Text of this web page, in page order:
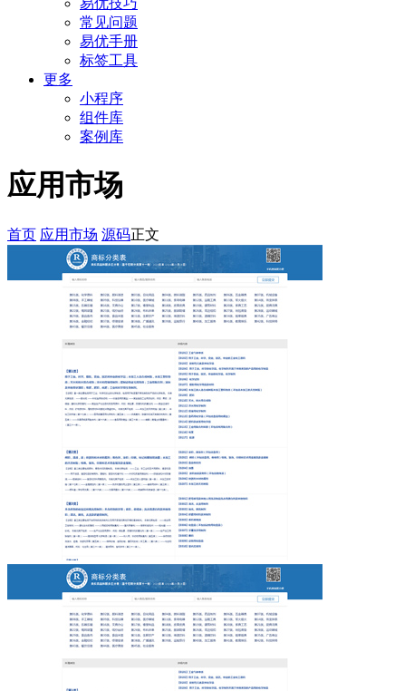
易优技巧
常见问题
易优手册
标签工具
更多
小程序
组件库
案例库
应用市场
首页 应用市场 源码正文